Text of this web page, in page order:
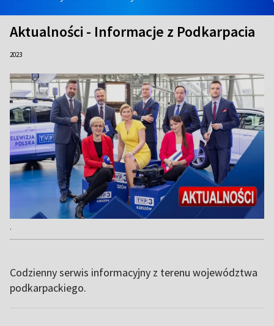
Aktualności - Informacje z Podkarpacia
2023
.
Codzienny serwis informacyjny z terenu województwa
podkarpackiego.